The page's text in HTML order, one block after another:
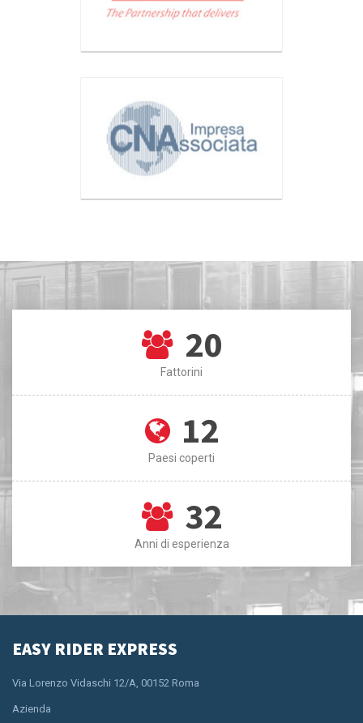
20
Fattorini
12
Paesi coperti
32
Anni di esperienza
EASY RIDER EXPRESS
Via Lorenzo Vidaschi 12/A, 00152 Roma
Azienda